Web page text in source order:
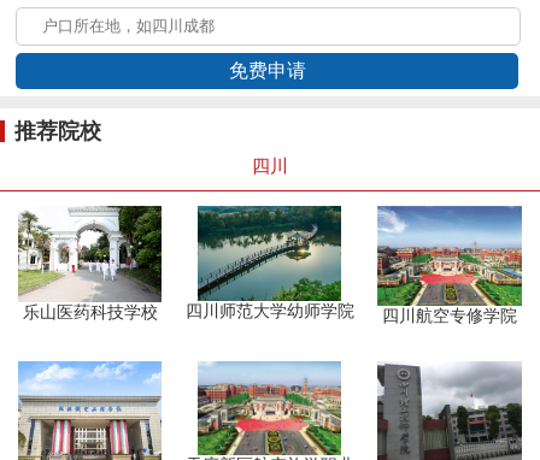
免费申请
推荐院校
四川
乐山医药科技学校 四川师范大学幼师学院 四川航空专修学院